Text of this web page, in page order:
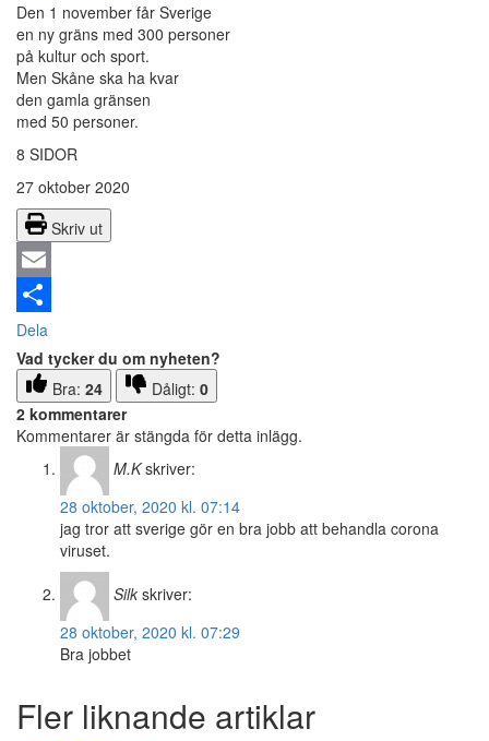
Den 1 november får Sverige
en ny gräns med 300 personer
på kultur och sport.
Men Skåne ska ha kvar
den gamla gränsen
med 50 personer.
8 SIDOR
27 oktober 2020
Skriv ut
Email
Dela
Vad tycker du om nyheten?
Bra: 24 Dåligt: 0
2 kommentarer
Kommentarer är stängda för detta inlägg.
M.K skriver:
28 oktober, 2020 kl. 07:14
jag tror att sverige gör en bra jobb att behandla corona
viruset.
Silk skriver:
28 oktober, 2020 kl. 07:29
Bra jobbet
Fler liknande artiklar